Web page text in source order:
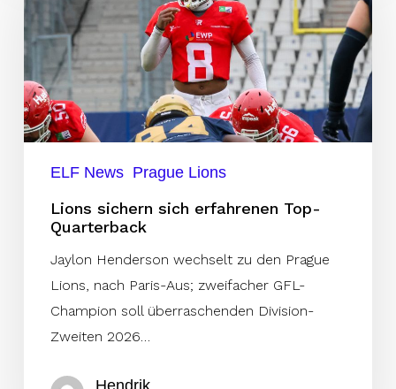
sich
erfahrenen
Top-
Quarterback
ELF News Prague Lions
Lions sichern sich erfahrenen Top-
Quarterback
Jaylon Henderson wechselt zu den Prague
Lions, nach Paris-Aus; zweifacher GFL-
Champion soll überraschenden Division-
Zweiten 2026…
Hendrik